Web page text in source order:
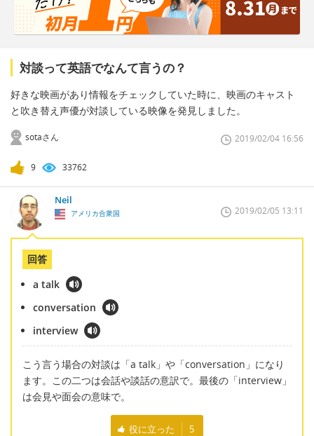
対談って英語でなんて言うの？
好きな映画があり情報をチェックしていた時に、映画のキャスト
と吹き替え声優が対談している映像を発見しました。
sotaさん 2019/02/04 16:56
9 33762
Neil
アメリカ合衆国 2019/02/05 13:11
回答
a talk
conversation
interview
こう言う場合の対談は「a talk」や「conversation」になり
ます。この二つは会話や談話の意訳で。最後の「interview」
は会見や面会の意味で。
役に立った 5